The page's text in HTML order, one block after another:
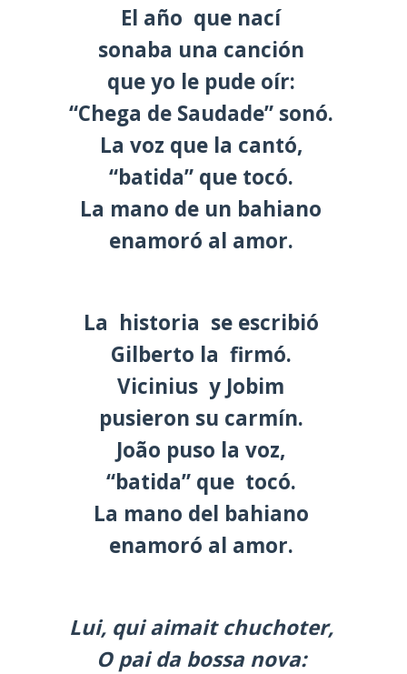
El año que nací
sonaba una canción
que yo le pude oír:
“Chega de Saudade” sonó.
La voz que la cantó,
“batida” que tocó.
La mano de un bahiano
enamoró al amor.
La historia se escribió
Gilberto la firmó.
Vicinius y Jobim
pusieron su carmín.
João puso la voz,
“batida” que tocó.
La mano del bahiano
enamoró al amor.
Lui, qui aimait chuchoter,
O pai da bossa nova: